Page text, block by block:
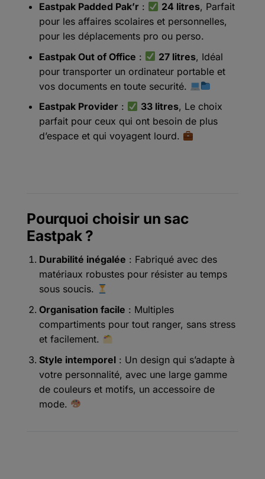
Eastpak Padded Pak’r: 24 litres, Parfait
pour les affaires scolaires et personnelles,
pour les déplacements pro ou perso.
Eastpak Out of Office : 27 litres, Idéal
pour transporter un ordinateur portable et
vos documents en toute securité.
Eastpak Provider: 33 litres, Le choix
parfait pour ceux qui ont besoin de plus
d’espace et qui voyagent lourd.
Pourquoi choisir un sac
Eastpak ?
Durabilité inégalée : Fabriqué avec des
matériaux robustes pour résister au temps
sous soucis.
Organisation facile : Multiples
compartiments pour tout ranger, sans stress
et facilement.
Style intemporel: Un design qui s’adapte à
votre personnalité, avec une large gamme
de couleurs et motifs, un accessoire de
mode.